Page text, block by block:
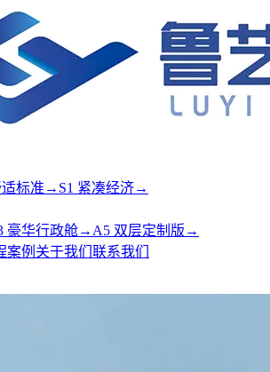
适标准 → S1 紧凑经济→
豪华行政舱→ A5 双层定制版 →
案例 关于我们 联系我们